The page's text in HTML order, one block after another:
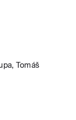
Tomáš